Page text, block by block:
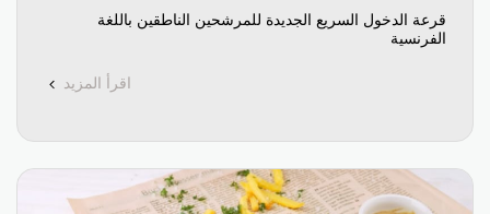
قرعة الدخول السريع الجديدة للمرشحين الناطقين باللغة
الفرنسية
اقرأ المزيد